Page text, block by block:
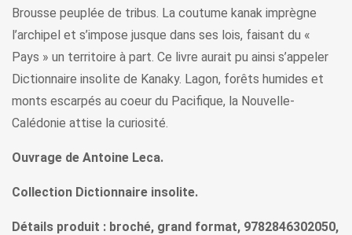
Brousse peuplée de tribus. La coutume kanak imprègne
l’archipel et s’impose jusque dans ses lois, faisant du «
Pays » un territoire à part. Ce livre aurait pu ainsi s’appeler
Dictionnaire insolite de Kanaky. Lagon, forêts humides et
monts escarpés au coeur du Pacifique, la Nouvelle-
Calédonie attise la curiosité.
Ouvrage de Antoine Leca.
Collection Dictionnaire insolite.
Détails produit : broché, grand format, 9782846302050,